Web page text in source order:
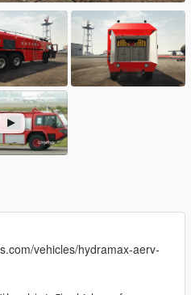
vehicles/hydramax-aerv-